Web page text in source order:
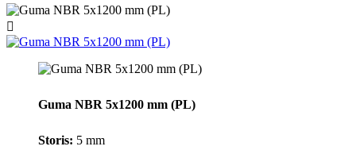

Guma NBR 5x1200 mm (PL)
Storis: 5 mm